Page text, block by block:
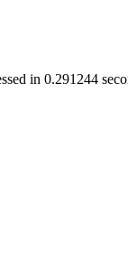
in 0.291244